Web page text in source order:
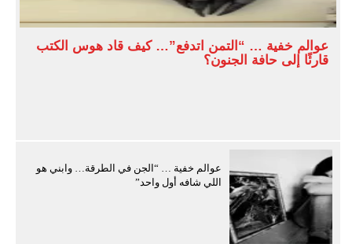
عوالم خفية … “التمن اتدفع”… كيف قاد هوس الكتب
قارئًا إلى حافة الجنون؟
عوالم خفية … “الجن في الطرقة… وابني هو
اللي شافه أول واحد”